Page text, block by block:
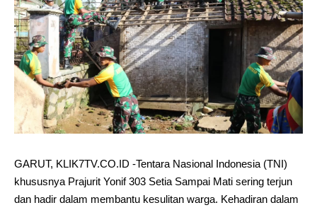
GARUT, KLIK7TV.CO.ID -Tentara Nasional Indonesia (TNI)
khususnya Prajurit Yonif 303 Setia Sampai Mati sering terjun
dan hadir dalam membantu kesulitan warga. Kehadiran dalam